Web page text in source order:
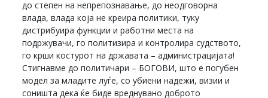
до степен на непрепознавање, до неодговорна
влада, влада која не креира политики, туку
дистрибуира функции и работни места на
подржувачи, го политизира и контролира судството,
го крши костурот на државата – администрацијата!
Стигнавме до политичари – БОГОВИ, што е погубен
модел за младите луѓе, со убиени надежи, визии и
соништа дека ќе биде вреднувано доброто